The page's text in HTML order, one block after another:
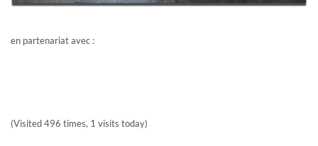
en partenariat avec :
(Visited 496 times, 1 visits today)